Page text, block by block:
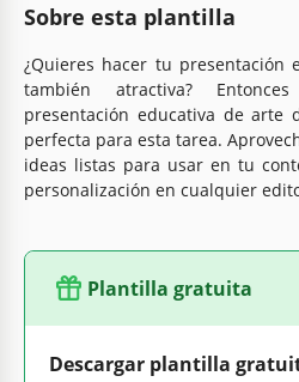
Sobre esta plantilla
¿Quieres hacer tu presentación
también atractiva?
presentación educativa de arte
perfecta para esta tarea.
ideas listas para usar en tu
personalización en cualquier
Plantilla gratuita
Descargar plantilla